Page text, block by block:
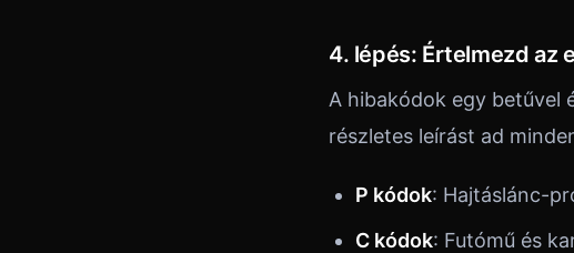
4. lépés: Értelmezd az
A hibakódok egy betűvel
részletes leírást ad
P kódok: Hajtáslánc-
C kódok: Futómű és